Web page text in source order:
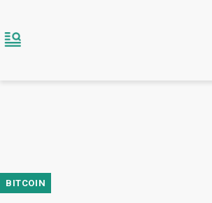
BITCOIN